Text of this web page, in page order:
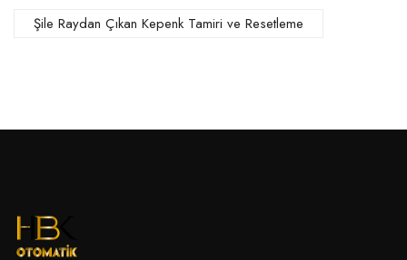
Şile Raydan Çıkan Kepenk Tamiri ve Resetleme